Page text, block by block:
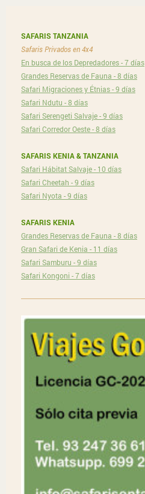
SAFARIS TANZANIA
Safaris Privados en 4x4
En busca de los Depredadores - 7 días
Grandes Reservas de Fauna - 8 días
Safari Migraciones y Étnias - 9 días
Safari Ndutu - 8 días
Safari Serengeti Salvaje - 9 días
Safari Corredor Oeste - 8 días
SAFARIS KENIA & TANZANIA
Safari Hábitat Salvaje - 10 días
Safari Cheetah - 9 días
Safari Nyota - 9 días
SAFARIS KENIA
Grandes Reservas de Fauna - 8 días
Gran Safari de Kenia - 11 días
Safari Samburu - 9 días
Safari Kongoni - 7 días